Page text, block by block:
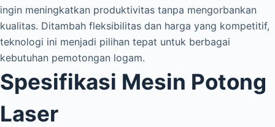
ingin meningkatkan produktivitas tanpa mengorbankan
kualitas. Ditambah fleksibilitas dan harga yang kompetitif,
teknologi ini menjadi pilihan tepat untuk berbagai
kebutuhan pemotongan logam.
Spesifikasi Mesin Potong
Laser